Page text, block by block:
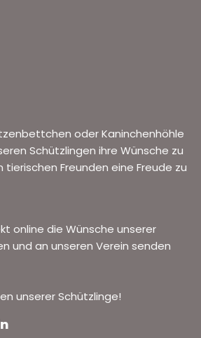
oder Kaninchenhöhle
Schützlingen ihre Wünsche zu
tierischen Freunden eine Freude zu
online die Wünsche unserer
und an unseren Verein senden
unserer Schützlinge!